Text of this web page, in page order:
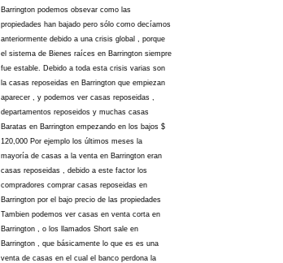
Barrington podemos obsevar como las
propiedades han bajado pero sólo como decíamos
anteriormente debido a una crisis global , porque
el sistema de Bienes raíces en Barrington siempre
fue estable. Debido a toda esta crisis varias son
la casas reposeidas en Barrington que empiezan
aparecer , y podemos ver casas reposeidas ,
departamentos reposeidos y muchas casas
Baratas en Barrington empezando en los bajos $
120,000 Por ejemplo los últimos meses la
mayoría de casas a la venta en Barrington eran
casas reposeidas , debido a este factor los
compradores comprar casas reposeidas en
Barrington por el bajo precio de las propiedades
Tambien podemos ver casas en venta corta en
Barrington , o los llamados Short sale en
Barrington , que básicamente lo que es es una
venta de casas en el cual el banco perdona la